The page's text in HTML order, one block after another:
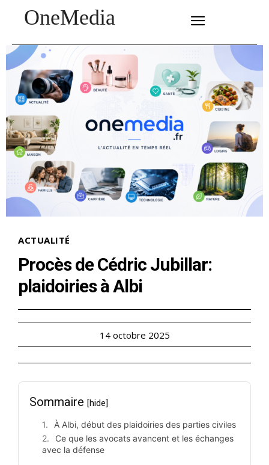
OneMedia
ACTUALITÉ
Procès de Cédric Jubillar:
plaidoiries à Albi
14 octobre 2025
Sommaire [hide]
À Albi, début des plaidoiries des parties civiles
Ce que les avocats avancent et les échanges
avec la défense